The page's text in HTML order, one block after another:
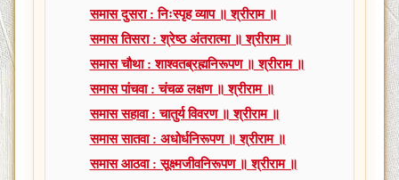
समास दुसरा : निःस्पृह व्याप ॥ श्रीराम ॥
समास तिसरा : श्रेष्ठ अंतरात्मा ॥ श्रीराम ॥
समास चौथा : शाश्वतब्रह्मनिरूपण ॥ श्रीराम ॥
समास पांचवा : चंचळ लक्षण ॥ श्रीराम ॥
समास सहावा : चातुर्य विवरण ॥ श्रीराम ॥
समास सातवा : अधोर्धनिरूपण ॥ श्रीराम ॥
समास आठवा : सूक्ष्मजीवनिरूपण ॥ श्रीराम ॥